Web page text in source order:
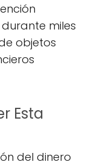
miles
objetos
Esta
del dinero